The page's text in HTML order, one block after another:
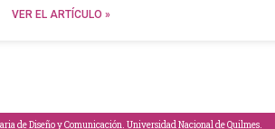
VER EL ARTÍCULO »
de Diseño y Comunicación. Universidad Nacional de Quilmes.